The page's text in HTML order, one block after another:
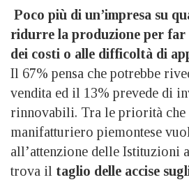
Poco più di un’impresa su
ridurre la produzione per far
dei costi o alle difficoltà di
Il 67% pensa che potrebbe
vendita ed il 13% prevede di
rinnovabili. Tra le priorità che
manifatturiero piemontese
all’attenzione delle Istituzioni
trova il taglio delle accise